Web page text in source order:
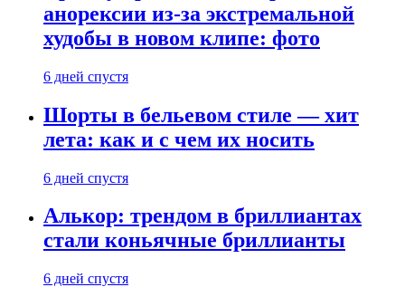
анорексии из-за экстремальной
худобы в новом клипе: фото
6 дней спустя
Шорты в бельевом стиле — хит
лета: как и с чем их носить
6 дней спустя
Алькор: трендом в бриллиантах
стали коньячные бриллианты
6 дней спустя